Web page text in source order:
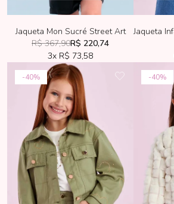
Jaqueta Mon Sucré Street Art
R$ 367,90R$ 220,74
3x R$ 73,58
40% 40%